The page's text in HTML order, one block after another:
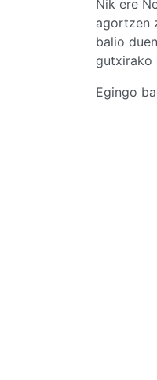
Nik ere
agortzen
balio
gutxirako
Egingo